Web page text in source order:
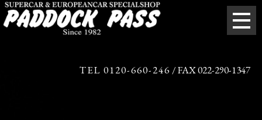
TEL 0120-660-246 / FAX 022-290-1347